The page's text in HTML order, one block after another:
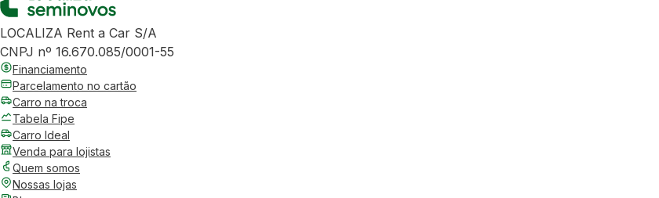
LOCALIZA Rent a Car S/A
CNPJ nº 16.670.085/0001-55
Financiamento
Parcelamento no cartão
Carro na troca
Tabela Fipe
Carro Ideal
Venda para lojistas
Quem somos
Nossas lojas